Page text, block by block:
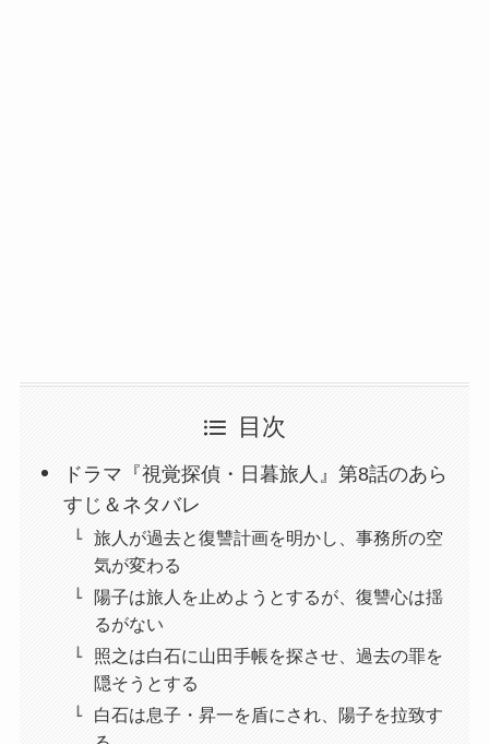
目次
ドラマ『視覚探偵・日暮旅人』第8話のあら
すじ＆ネタバレ
旅人が過去と復讐計画を明かし、事務所の空
気が変わる
陽子は旅人を止めようとするが、復讐心は揺
るがない
照之は白石に山田手帳を探させ、過去の罪を
隠そうとする
白石は息子・昇一を盾にされ、陽子を拉致す